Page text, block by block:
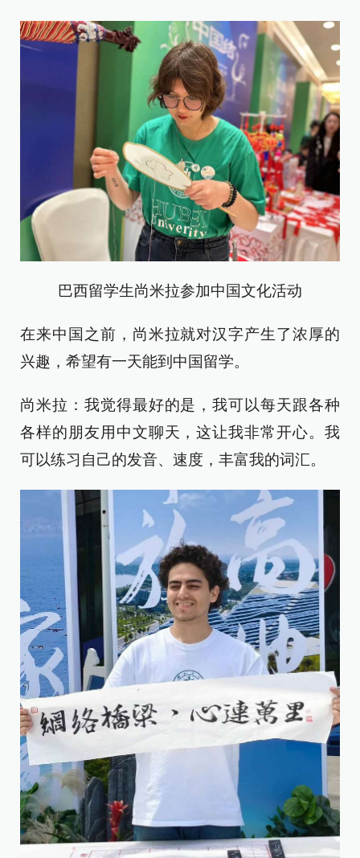
巴西留学生尚米拉参加中国文化活动
在来中国之前，尚米拉就对汉字产生了浓厚的
兴趣，希望有一天能到中国留学。
尚米拉：我觉得最好的是，我可以每天跟各种
各样的朋友用中文聊天，这让我非常开心。我
可以练习自己的发音、速度，丰富我的词汇。